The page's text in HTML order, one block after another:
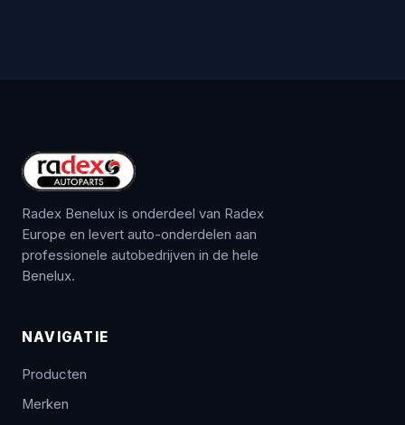
Radex Benelux is onderdeel van Radex
Europe en levert auto-onderdelen aan
professionele autobedrijven in de hele
Benelux.
NAVIGATIE
Producten
Merken